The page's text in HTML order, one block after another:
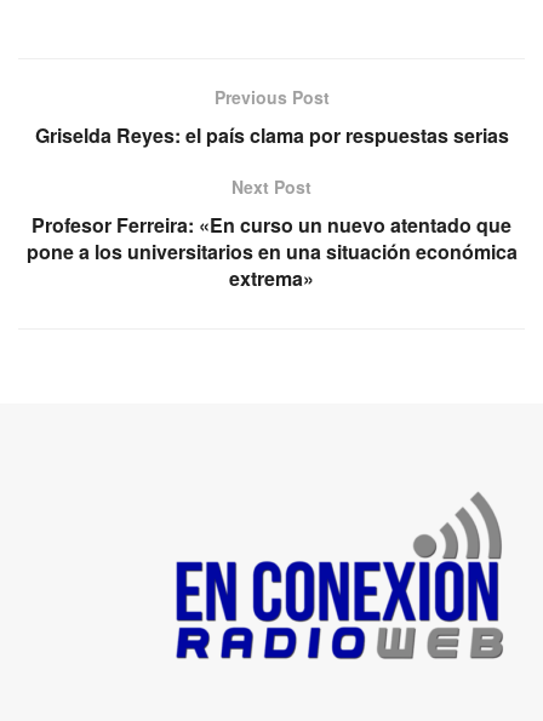
Previous Post
Griselda Reyes: el país clama por respuestas serias
Next Post
Profesor Ferreira: «En curso un nuevo atentado que
pone a los universitarios en una situación económica
extrema»